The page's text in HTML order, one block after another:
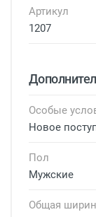
Артикул
1207
Особые
Новое
Пол
Мужские
Общая